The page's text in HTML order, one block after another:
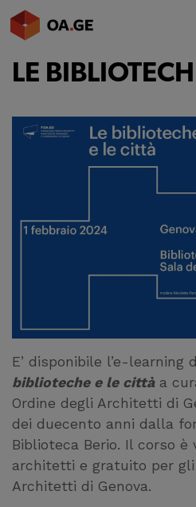
L’ORDINE
ALBO
LE
E’ disponibile l’e-learning
biblioteche e le cittàa
Ordine degli Architetti di
dei duecento anni dalla
Biblioteca Berio. Il corso è
architetti e gratuito per
Architetti di Genova.